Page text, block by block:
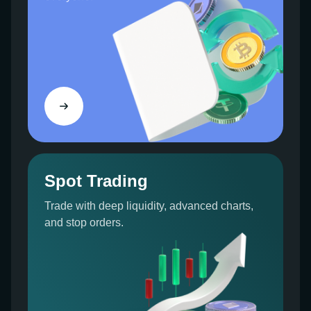
Wrapped Bitcoin è semplicemente supportato da
Bitcoin e funge da collegamento a applicazioni
decentralizzate ETH piuttosto che essere Bitcoin
stesso. Pertanto, quando possiedi wBTC, non stai
detenendo Bitcoin e non accedi alle funzionalità
della rete BTC. Semplicemente funge da un metodo
per standardizzare Bitcoin nel formato ERC-20 in
modo affidabile e trasparente.
Come viene coniato Wrapped Bitcoin?
commerciante come Airswap o DiversiFi per
tokenizzare il proprio bitcoin in Wrapped BTC e
anche assumere un custode BitGo per conservare
gli asset per creare il Wrapped BTC.
L'intera procedura si svolge in questo modo:
Come proprietario di Bitcoin, l'utente può scegliere
Spot Trading
Trade with deep liquidity, advanced charts,
and stop orders.